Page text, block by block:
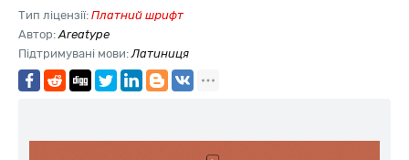
Тип ліцензії: Платний шрифт
Автор:Areatype
Підтримувані мови:Латиниця